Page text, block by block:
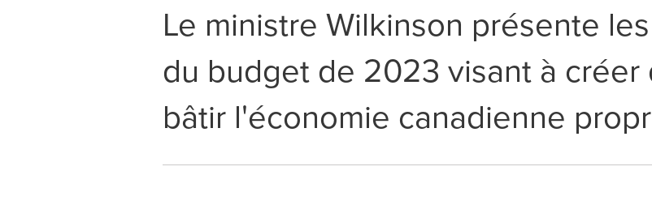
Le ministre Wilkinson présente
du budget de 2023 visant à
bâtir l'économie canadienne